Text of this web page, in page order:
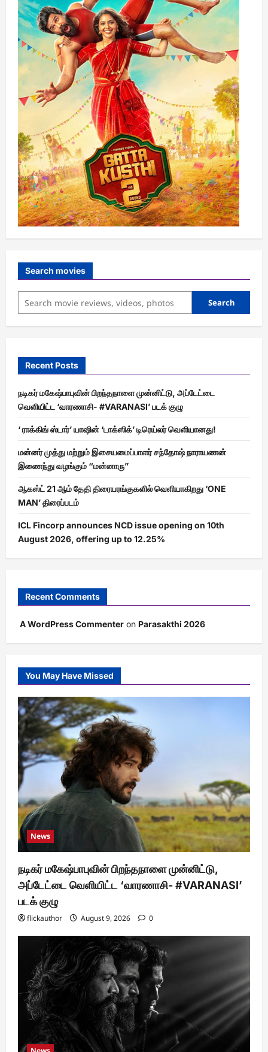
Search movies
Search
Recent Posts
நடிகர் மகேஷ்பாபுவின் பிறந்தநாளை முன்னிட்டு, அப்டேட்டை
வெளியிட்ட ‘வாரணாசி- #VARANASI’ படக் குழு
‘ ராக்கிங் ஸ்டார்’ யாஷின் ‘டாக்ஸிக்’ டிரெய்லர் வெளியானது!
மன்னர் முத்து மற்றும் இசையமைப்பாளர் சந்தோஷ் நாராயணன்
இணைந்து வழங்கும் “மன்னாரு”
ஆகஸ்ட் 21 ஆம் தேதி திரையரங்குகளில் வெளியாகிறது ‘ONE
MAN’ திரைப்படம்
ICL Fincorp announces NCD issue opening on 10th
August 2026, offering up to 12.25%
Recent Comments
A WordPress Commenter on Parasakthi 2026
You May Have Missed
News
நடிகர் மகேஷ்பாபுவின் பிறந்தநாளை முன்னிட்டு,
அப்டேட்டை வெளியிட்ட ‘வாரணாசி- #VARANASI’
படக் குழு
flickauthor August 9, 2026 0